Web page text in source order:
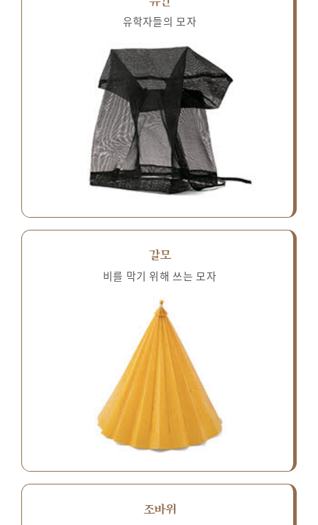
유학자들의 모자
갈모
비를 막기 위해 쓰는 모자
조바위